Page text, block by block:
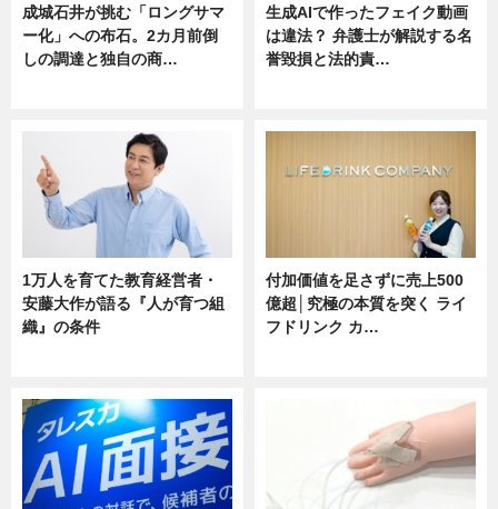
成城石井が挑む「ロングサマ
ー化」への布石。2カ月前倒
しの調達と独自の商…
生成AIで作ったフェイク動画
は違法？ 弁護士が解説する名
誉毀損と法的責…
1万人を育てた教育経営者・
安藤大作が語る『人が育つ組
織』の条件
付加価値を足さずに売上500
億超│究極の本質を突く ライ
フドリンク カ…